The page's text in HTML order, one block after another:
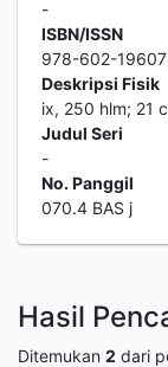
-
ISBN/ISSN
978-602-
Deskripsi Fisik
ix, 250 hlm; 21
Judul Seri
-
No. Panggil
070.4 BAS j
Hasil
Ditemukan 2 dari